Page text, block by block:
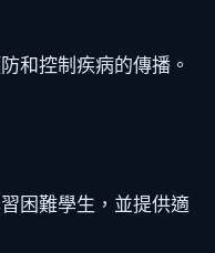
和控制疾病的傳播。
困難學生，並提供適